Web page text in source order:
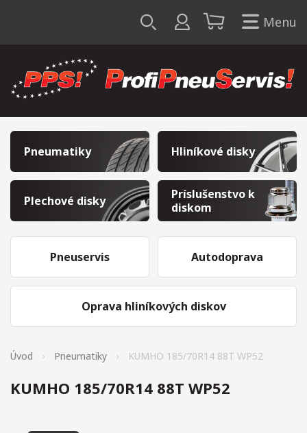
Menu
Pneumatiky Hliníkové disky
Plechové disky
Príslušenstvo k
diskom
Pneuservis
Oprava hliníkových diskov
Autodoprava
Úvod Pneumatiky KUMHO 185/70R14 88T WP52
KUMHO 185/70R14 88T WP52